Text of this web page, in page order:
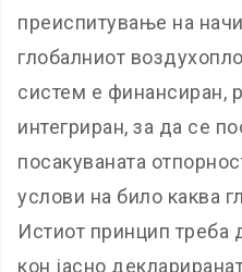
преиспитување на
глобалниот
систем е финансиран,
интегриран, за да се
посакуваната
услови на било каква
Истиот принцип треба
кон јасно